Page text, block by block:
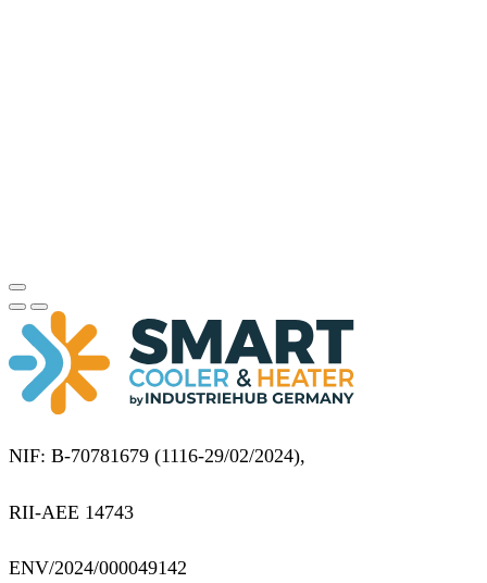
NIF: B-70781679 (1116-29/02/2024),
RII-AEE 14743
ENV/2024/000049142